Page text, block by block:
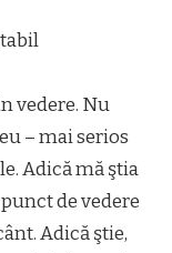
vedere. Nu
– mai serios
Adică mă ştia
de vedere
Adică ştie,